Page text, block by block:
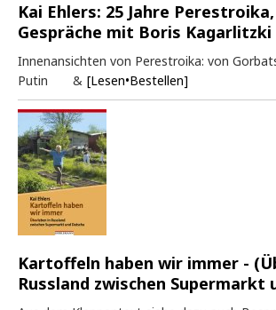
Kai Ehlers: 25 Jahre
Gespräche mit Boris Kagarlitzki
Innenansichten von Perestroika: von
Putin & [Lesen•Bestellen]
Kartoffeln haben wir immer -
Russland zwischen Supermarkt